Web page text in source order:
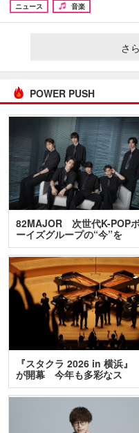
ニュース
音楽
さ
POWER PUSH
82MAJOR 次世代K-POP
ーイズグループの“今”を
訊…
『スタクラ 2026 in 横浜』
が開幕 今年も多彩なス
テ…